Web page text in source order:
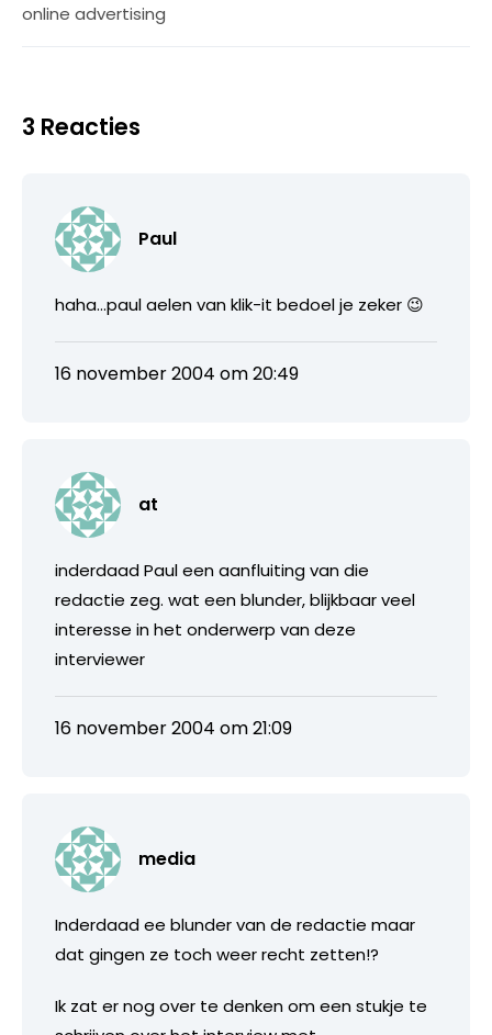
online advertising
3 Reacties
Paul
haha…paul aelen van klik-it bedoel je zeker 😉
16 november 2004 om 20:49
at
inderdaad Paul een aanfluiting van die
redactie zeg. wat een blunder, blijkbaar veel
interesse in het onderwerp van deze
interviewer
16 november 2004 om 21:09
media
Inderdaad ee blunder van de redactie maar
dat gingen ze toch weer recht zetten!?
Ik zat er nog over te denken om een stukje te